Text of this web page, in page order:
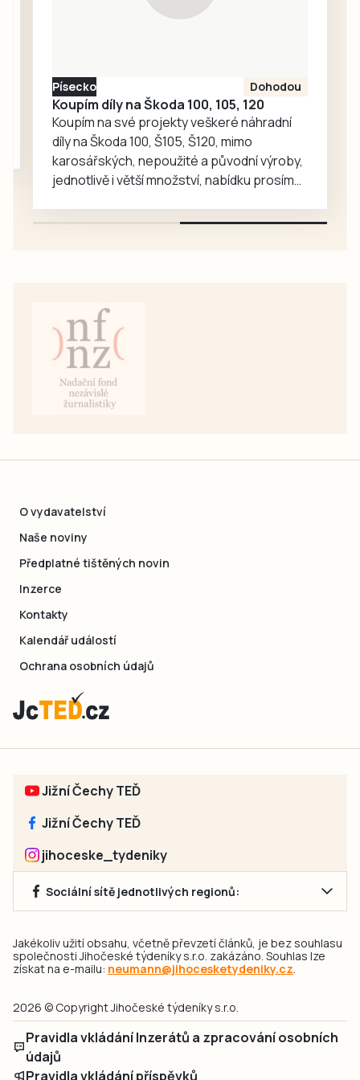
charakteru, hlavně
odřeniny, a…
Písecko Dohodou
Koupím díly na Škoda 100, 105, 120
Koupím na své projekty veškeré náhradní
díly na Škoda 100, Š105, Š120, mimo
karosářských, nepoužité a původní výroby,
jednotlivě i větší množství, nabídku prosím
O vydavatelství
Naše noviny
Předplatné tištěných novin
Inzerce
Kontakty
Kalendář událostí
Ochrana osobních údajů
Jižní Čechy TEĎ
Jižní Čechy TEĎ
jihoceske_tydeniky
Sociální sítě jednotlivých regionů:
Jakékoliv užití obsahu, včetně převzetí článků, je bez souhlasu
společnosti Jihočeské týdeníky s.r.o. zakázáno. Souhlas lze
získat na e-mailu: neumann@jihocesketydeniky.cz.
2026 © Copyright Jihočeské týdeníky s.r.o.
Pravidla vkládání Inzerátů a zpracování osobních
údajů
Pravidla vkládání příspěvků